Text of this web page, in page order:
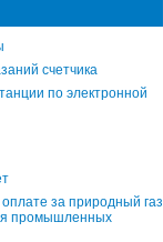
счетчика
по электронной
за природный газ
промышленных